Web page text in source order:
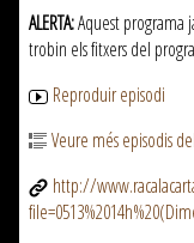
ALERTA:Aquest programa
trobin els fitxers del
Reproduir episodi
Veure més episodis
http://